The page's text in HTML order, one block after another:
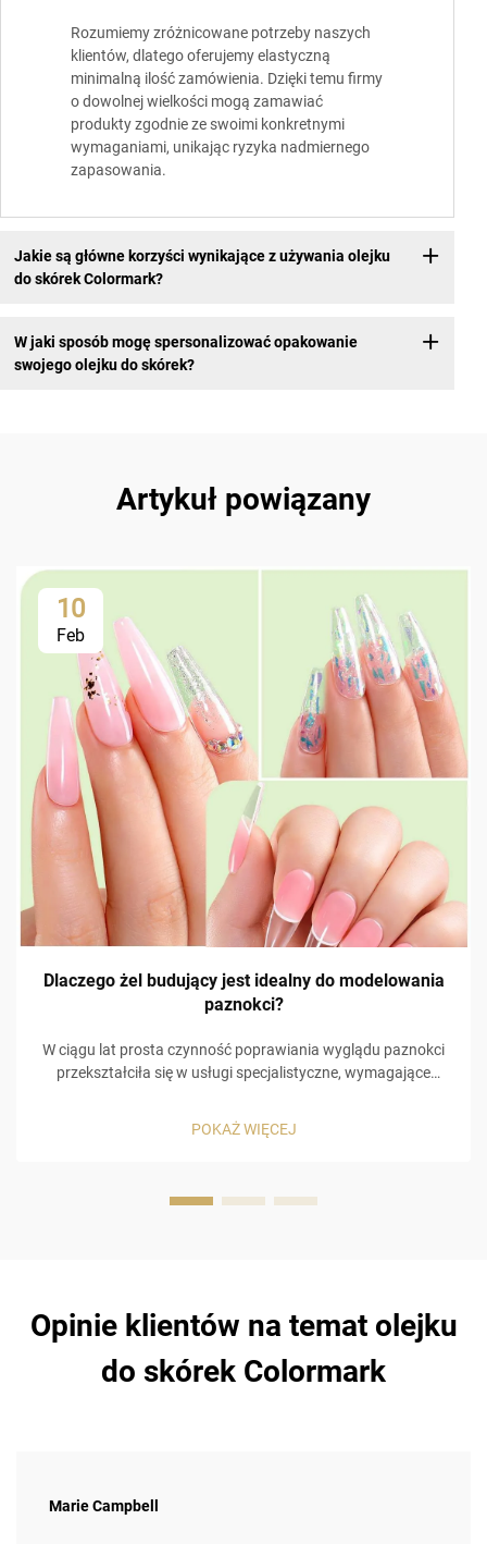
Rozumiemy zróżnicowane potrzeby naszych
klientów, dlatego oferujemy elastyczną
minimalną ilość zamówienia. Dzięki temu firmy
o dowolnej wielkości mogą zamawiać
produkty zgodnie ze swoimi konkretnymi
wymaganiami, unikając ryzyka nadmiernego
zapasowania.
Jakie są główne korzyści wynikające z używania olejku
do skórek Colormark?
W jaki sposób mogę spersonalizować opakowanie
swojego olejku do skórek?
Artykuł powiązany
10
Feb
Dlaczego żel budujący jest idealny do modelowania
paznokci?
W ciągu lat prosta czynność poprawiania wyglądu paznokci
przekształciła się w usługi specjalistyczne, wymagające
szczególnej uwagi na szczegółach, aby paznokcie mogły
zostać odpowiednio ukształtowane. Niektóre z
POKAŻ WIĘCEJ
Opinie klientów na temat olejku
do skórek Colormark
Marie Campbell